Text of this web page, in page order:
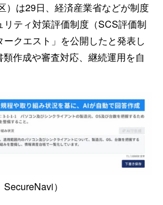
）は29日、経済産業省などが制度
ティ対策評価制度（SCS評価制
クエスト」を公開したと発表し
作成や審査対応、継続運用を自
）